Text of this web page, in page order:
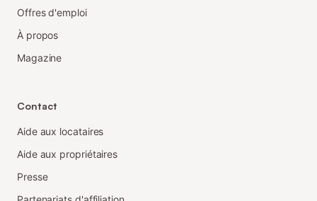
Offres d'emploi
À propos
Magazine
Contact
Aide aux locataires
Aide aux propriétaires
Presse